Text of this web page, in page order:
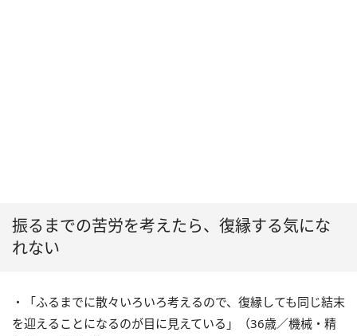
振るまでの苦労を考えたら、復縁する気にな
れない
・「ふるまでに散々いろいろ考えるので、復縁しても同じ結末
を迎えることになるのが目に見えている」（36歳／機械・精